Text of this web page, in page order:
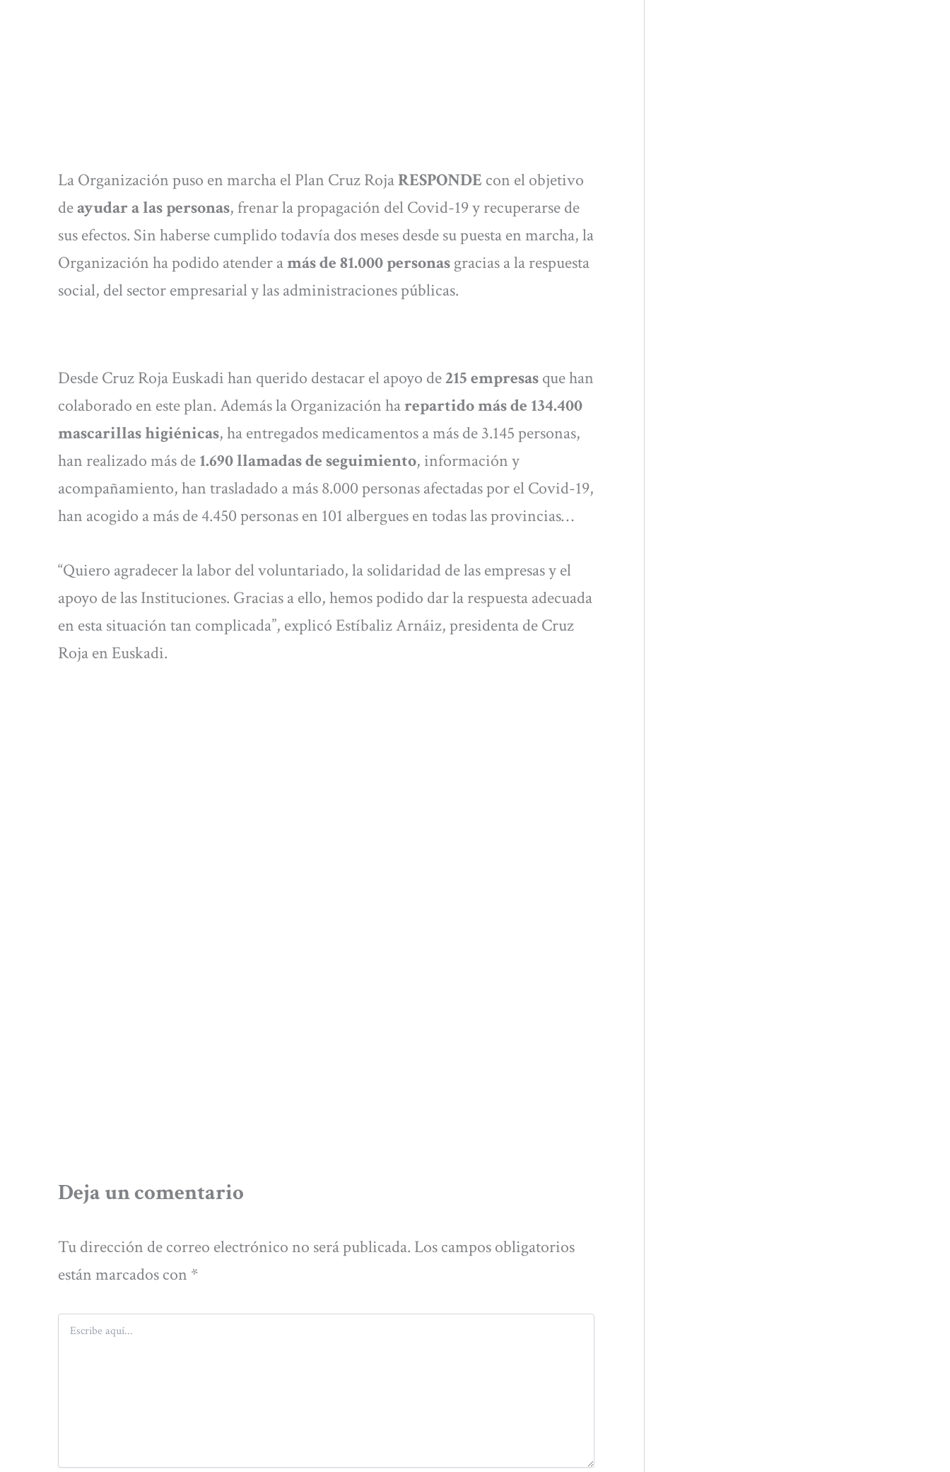
La Organización puso en marcha el Plan Cruz RojaRESPONDEcon el objetivo
deayudar a las personas, frenar la propagación del Covid-19 y recuperarse de
sus efectos. Sin haberse cumplido todavía dos meses desde su puesta en marcha, la
Organización ha podido atender amás de 81.000 personasgracias a la respuesta
social, del sector empresarial y las administraciones públicas.
Desde Cruz Roja Euskadi han querido destacar el apoyo de215 empresasque han
colaborado en este plan. Además la Organización harepartido más de 134.400
mascarillas higiénicas, ha entregados medicamentos a más de 3.145 personas,
han realizado más de1.690 llamadas de seguimiento, información y
acompañamiento, han trasladado a más 8.000 personas afectadas por el Covid-19,
han acogido a más de 4.450 personas en 101 albergues en todas las provincias…
“Quiero agradecer la labor del voluntariado, la solidaridad de las empresas y el
apoyo de las Instituciones. Gracias a ello, hemos podido dar la respuesta adecuada
en esta situación tan complicada”, explicó Estíbaliz Arnáiz, presidenta de Cruz
Roja en Euskadi.
Deja un comentario
Tu dirección de correo electrónico no será publicada. Los campos obligatorios
están marcados con *
Escribe
aquí...